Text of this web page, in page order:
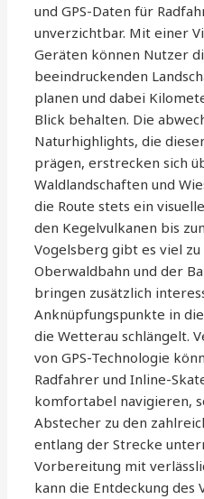
und GPS-Daten für
unverzichtbar. Mit einer
Geräten können Nutzer
beeindruckenden
planen und dabei
Blick behalten. Die
Naturhighlights, die
prägen, erstrecken sich
Waldlandschaften und
die Route stets ein
den Kegelvulkanen bis
Vogelsberg gibt es viel
Oberwaldbahn und der
bringen zusätzlich
Anknüpfungspunkte in
die Wetterau schlängelt.
von GPS-Technologie
Radfahrer und Inline-
komfortabel navigieren,
Abstecher zu den
entlang der Strecke
Vorbereitung mit
kann die Entdeckung des